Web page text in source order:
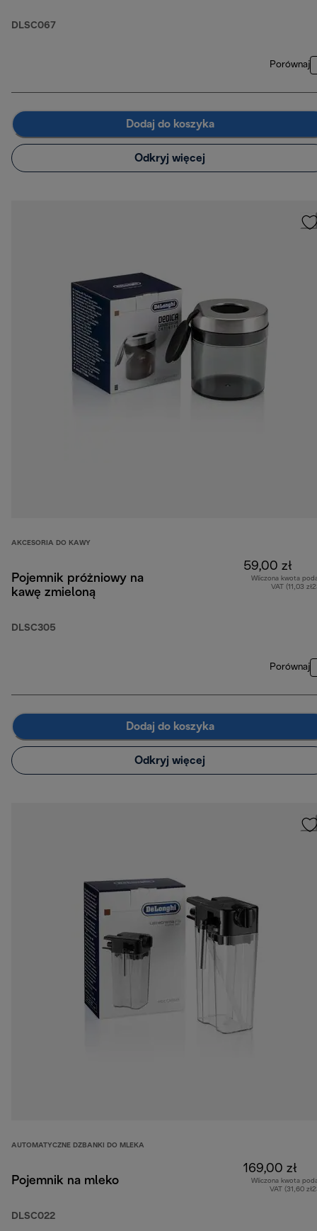
DLSC067
Porównaj
Dodaj do koszyka
Odkryj więcej
AKCESORIA DO KAWY
Pojemnik próżniowy na
kawę zmieloną
DLSC305
59,00 zł
Wliczona kwota
VAT (11,03
Porównaj
Dodaj do koszyka
Odkryj więcej
AUTOMATYCZNE DZBANKI DO MLEKA
Pojemnik na mleko
DLSC022
169,00 zł
Wliczona kwota
VAT (31,60